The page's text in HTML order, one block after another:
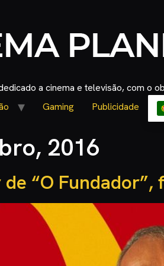
a cinema e televisão, com o
Gaming Publicidade
2016
“O